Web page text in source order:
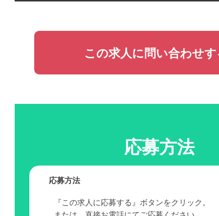
この求人に問い合わせ
応募方法
応募方法
『この求人に応募する』ボタンをクリック。